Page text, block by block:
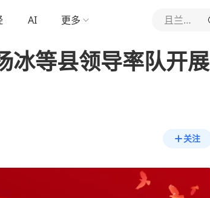
AI 更多 且兰黄平
冰等县领导率队开展
关注